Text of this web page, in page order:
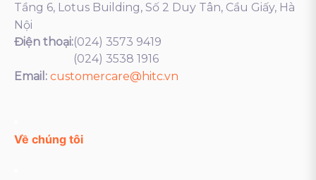
Tầng 6, Lotus Building, Số 2 Duy Tân, Cầu Giấy, Hà
Nội
Điện thoại:(024) 3573 9419
(024) 3538 1916
Email: customercare@hitc.vn
Về chúng tôi